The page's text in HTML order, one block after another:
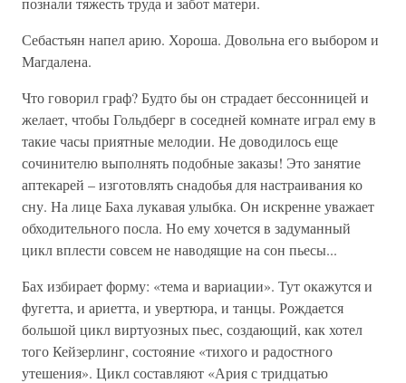
Себастьян напел арию. Хороша. Довольна его выбором и
Магдалена.
Что говорил граф? Будто бы он страдает бессонницей и
желает, чтобы Гольдберг в соседней комнате играл ему в
такие часы приятные мелодии. Не доводилось еще
сочинителю выполнять подобные заказы! Это занятие
аптекарей – изготовлять снадобья для настраивания ко
сну. На лице Баха лукавая улыбка. Он искренне уважает
обходительного посла. Но ему хочется в задуманный
цикл вплести совсем не наводящие на сон пьесы...
Бах избирает форму: «тема и вариации». Тут окажутся и
фугетта, и ариетта, и увертюра, и танцы. Рождается
большой цикл виртуозных пьес, создающий, как хотел
того Кейзерлинг, состояние «тихого и радостного
утешения». Цикл составляют «Ария с тридцатью